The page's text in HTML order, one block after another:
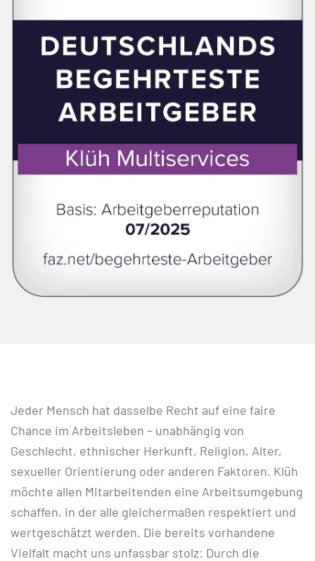
Jeder Mensch hat dasselbe Recht auf eine faire
Chance im Arbeitsleben – unabhängig von
Geschlecht, ethnischer Herkunft, Religion, Alter,
sexueller Orientierung oder anderen Faktoren. Klüh
möchte allen Mitarbeitenden eine Arbeitsumgebung
schaffen, in der alle gleichermaßen respektiert und
wertgeschätzt werden. Die bereits vorhandene
Vielfalt macht uns unfassbar stolz: Durch die